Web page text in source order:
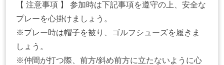
【 注意事項 】 参加時は下記事項を遵守の上、安全な
プレーを心掛けましょう。
※プレー時は帽子を被り、ゴルフシューズを履きま
しょう。
※仲間が打つ際、前方/斜め前方に立たないように心